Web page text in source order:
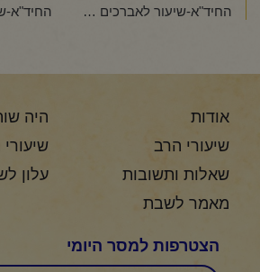
החיד"א-שיעור לאברכים פרשת "בלק"-י"ב תמוז תשפ"ד
אודות
היה
שיעורי הרב
שאלות ותשובות
עלון
מאמר לשבת
הצטרפות למסר היומי